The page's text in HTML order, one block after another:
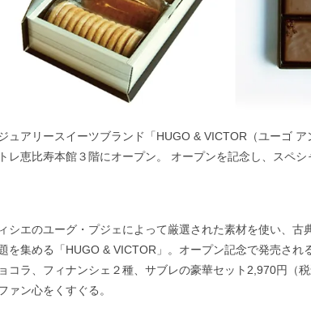
ュアリースイーツブランド「HUGO & VICTOR（ユーゴ
レ恵比寿本館３階にオープン。 オープンを記念し、スペシ
シエのユーグ・プジェによって厳選された素材を使い、
を集める「HUGO & VICTOR」。オープン記念で発売さ
コラ、フィナンシェ２種、サブレの豪華セット2,970円（
ァン心をくすぐる。